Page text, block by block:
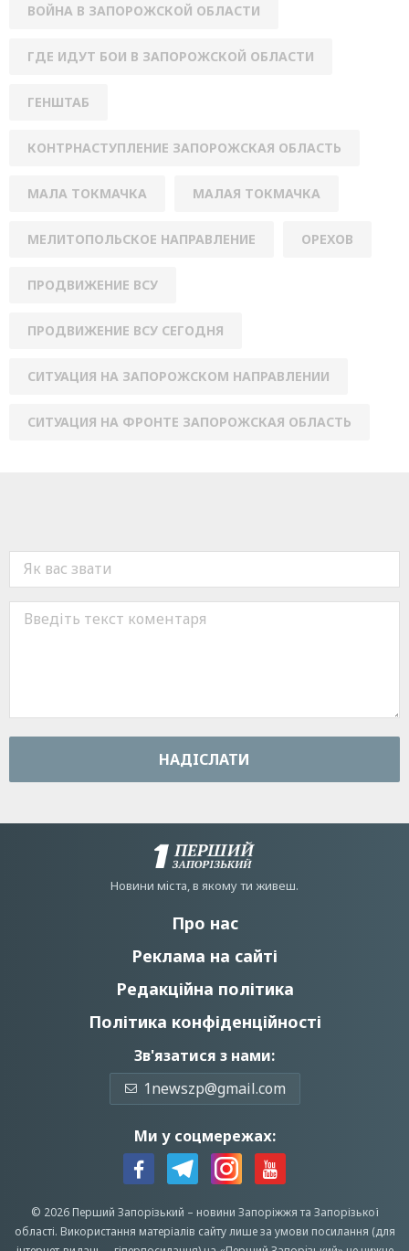
ВОЙНА В ЗАПОРОЖСКОЙ ОБЛАСТИ
ГДЕ ИДУТ БОИ В ЗАПОРОЖСКОЙ ОБЛАСТИ
ГЕНШТАБ
КОНТРНАСТУПЛЕНИЕ ЗАПОРОЖСКАЯ ОБЛАСТЬ
МАЛА ТОКМАЧКА МАЛАЯ ТОКМАЧКА
МЕЛИТОПОЛЬСКОЕ НАПРАВЛЕНИЕ ОРЕХОВ
ПРОДВИЖЕНИЕ ВСУ
ПРОДВИЖЕНИЕ ВСУ СЕГОДНЯ
СИТУАЦИЯ НА ЗАПОРОЖСКОМ НАПРАВЛЕНИИ
СИТУАЦИЯ НА ФРОНТЕ ЗАПОРОЖСКАЯ ОБЛАСТЬ
НАДIСЛАТИ
Новини мiста, в якому ти живеш.
Про нас
Реклама на сайті
Редакційна політика
Політика конфіденційності
Зв'язатися з нами:
1newszp@gmail.com
Ми у соцмережах:
© 2026 Перший Запорізький – новини Запоріжжята Запорізької
області. Використання матеріалів сайту лише за умови посилання (для